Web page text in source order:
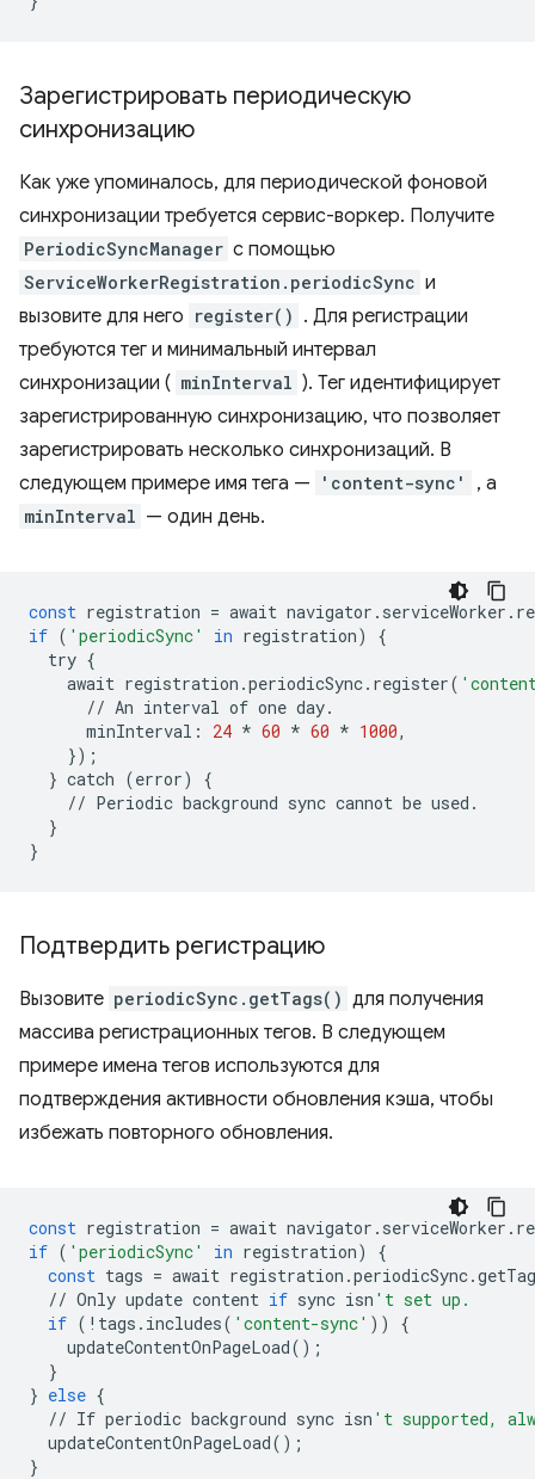
Зарегистрировать периодическую
синхронизацию
Как уже упоминалось, для периодической фоновой
синхронизации требуется сервис-воркер. Получите
PeriodicSyncManager с помощью
ServiceWorkerRegistration.periodicSync и
вызовите для него register() . Для регистрации
требуются тег и минимальный интервал
синхронизации ( minInterval ). Тег идентифицирует
зарегистрированную синхронизацию, что позволяет
зарегистрировать несколько синхронизаций. В
следующем примере имя тега —
'content-sync' , а
minInterval — один день.
const registration = await navigator . serviceWorker .
if ( 'periodicSync' in registration)
{
try {
await registration .periodicSync. register(
// An interval of one day.
minInterval : 24 * 60 * 60 * 1000,
});
} catch (error)
{
// Periodic background sync cannot be used .
}
}
Подтвердить регистрацию
Вызовите periodicSync.getTags() для получения
массива регистрационных тегов. В следующем
примере имена тегов используются для
подтверждения активности обновления кэша, чтобы
избежать повторного обновления.
const registration = await navigator . serviceWorker .
if ( 'periodicSync' in registration)
{
const tags = await registration .periodicSync.
// Only update content if sync isn 't set up.
if ( ! tags . includes( 'content-sync' ))
{
updateContentOnPageLoad();
}
} else {
// If periodic background sync isn 't supported,
updateContentOnPageLoad();
}